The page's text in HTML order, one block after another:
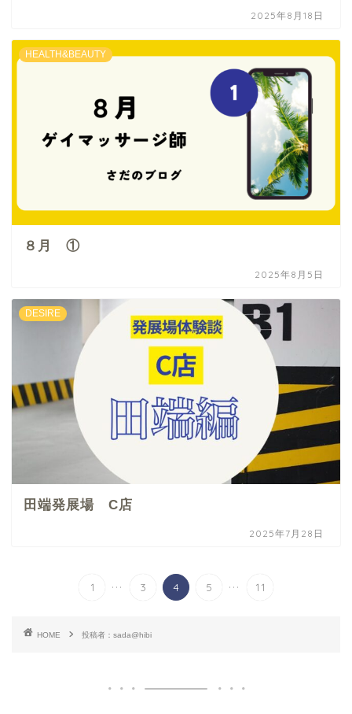
2025年8月18日
HEALTH&BEAUTY
８月 ①
2025年8月5日
DESIRE
田端発展場 C店
2025年7月28日
1 ... 3 4 5 ... 11
HOME 投稿者：sada@hibi